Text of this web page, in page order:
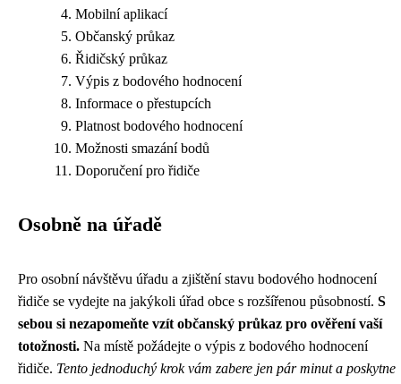
Mobilní aplikací
Občanský průkaz
Řidičský průkaz
Výpis z bodového hodnocení
Informace o přestupcích
Platnost bodového hodnocení
Možnosti smazání bodů
Doporučení pro řidiče
Osobně na úřadě
Pro osobní návštěvu úřadu a zjištění stavu bodového hodnocení
řidiče se vydejte na jakýkoli úřad obce s rozšířenou působností. S
sebou si nezapomeňte vzít občanský průkaz pro ověření vaší
totožnosti. Na místě požádejte o výpis z bodového hodnocení
řidiče. Tento jednoduchý krok vám zabere jen pár minut a poskytne